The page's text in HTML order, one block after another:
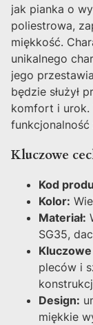
jak pianka o
poliestrowa,
miękkość.
unikalnego
jego
będzie służył
komfort i urok.
Kluczowe
Kod
Kolor:
Materiał:
SG35,
pleców i
Design:
miękkie